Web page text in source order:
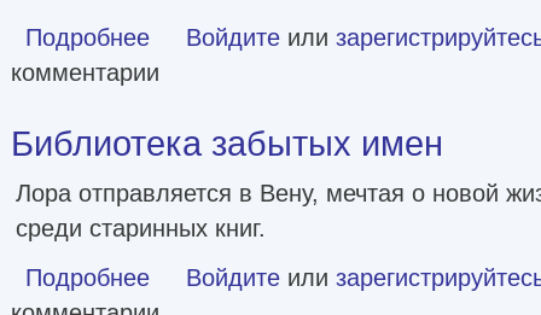
Подробнее о Детектив на весну [сборник litres]
Войдите или
комментарии
Библиотека забытых имен
Лора отправляется в Вену, мечтая о новой
среди старинных книг.
Подробнее о Библиотека забытых имен
Войдите или